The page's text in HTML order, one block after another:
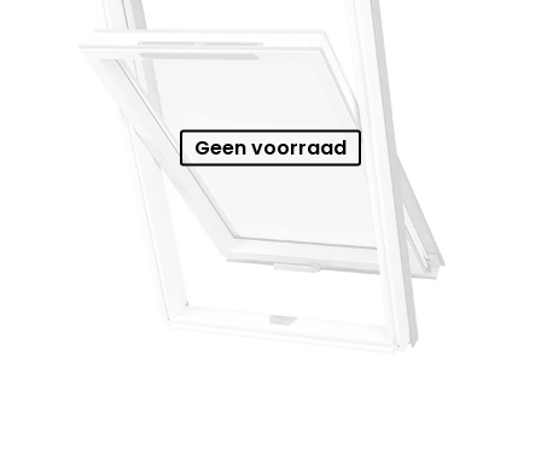
Geen voorraad